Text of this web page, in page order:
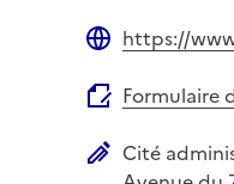
https://
Formulaire
Cité